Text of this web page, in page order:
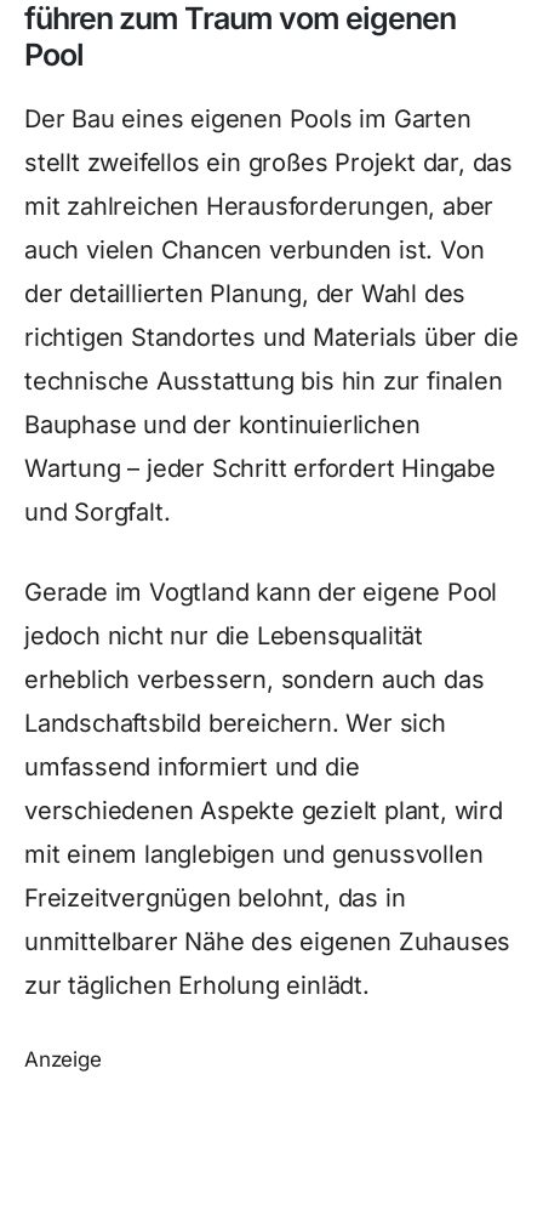
führen zum Traum vom eigenen
Pool
Der Bau eines eigenen Pools im Garten
stellt zweifellos ein großes Projekt dar, das
mit zahlreichen Herausforderungen, aber
auch vielen Chancen verbunden ist. Von
der detaillierten Planung, der Wahl des
richtigen Standortes und Materials über die
technische Ausstattung bis hin zur finalen
Bauphase und der kontinuierlichen
Wartung – jeder Schritt erfordert Hingabe
und Sorgfalt.
Gerade im Vogtland kann der eigene Pool
jedoch nicht nur die Lebensqualität
erheblich verbessern, sondern auch das
Landschaftsbild bereichern. Wer sich
umfassend informiert und die
verschiedenen Aspekte gezielt plant, wird
mit einem langlebigen und genussvollen
Freizeitvergnügen belohnt, das in
unmittelbarer Nähe des eigenen Zuhauses
zur täglichen Erholung einlädt.
Anzeige